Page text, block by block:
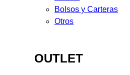
Bolsos y Carteras
Otros
OUTLET